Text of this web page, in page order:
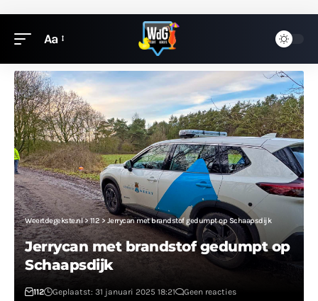
Aa
Weertdegekste.nl>112 >Jerrycan met brandstof gedumpt op Schaapsdijk
Jerrycan met brandstof gedumpt op
Schaapsdijk
112 Geplaatst: 31 januari 2025 18:21
Geen reacties